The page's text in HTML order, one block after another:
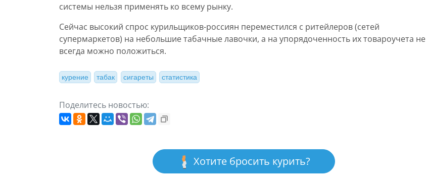
системы нельзя применять ко всему рынку.
Сейчас высокий спрос курильщиков-россиян переместился с ритейлеров (сетей
супермаркетов) на небольшие табачные лавочки, а на упорядоченность их товароучета не
всегда можно положиться.
курение табак сигареты статистика
Поделитесь новостью:
Хотите бросить курить?